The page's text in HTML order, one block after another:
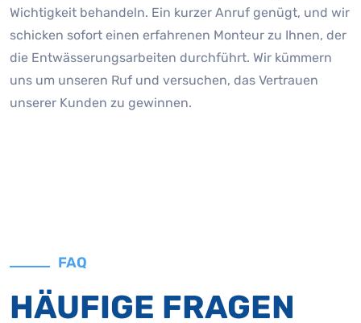
Wichtigkeit behandeln. Ein kurzer Anruf genügt, und wir
schicken sofort einen erfahrenen Monteur zu Ihnen, der
die Entwässerungsarbeiten durchführt. Wir kümmern
uns um unseren Ruf und versuchen, das Vertrauen
unserer Kunden zu gewinnen.
FAQ
HÄUFIGE FRAGEN